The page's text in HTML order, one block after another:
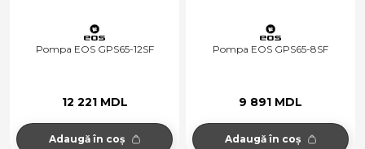
Pompa EOS GPS65-12SF
12 221 MDL
Adaugă în coș
Pompa EOS GPS65-8SF
9 891 MDL
Adaugă în coș